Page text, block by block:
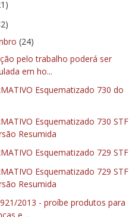
(24)
pelo trabalho poderá ser
em ho...
Esquematizado 730 do
Esquematizado 730 STF
Resumida
Esquematizado 729 STF
Esquematizado 729 STF
Resumida
2013 - proíbe produtos para